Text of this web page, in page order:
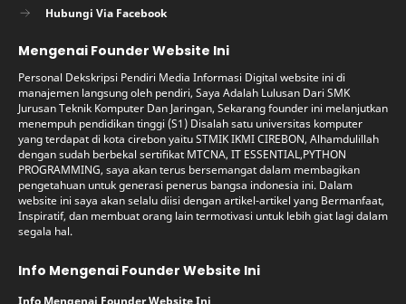
Hubungi Via Facebook
Mengenai Founder Website Ini
Personal Dekskripsi Pendiri Media Informasi Digital website ini di
manajemen langsung oleh pendiri, Saya Adalah Lulusan Dari SMK
Jurusan Teknik Komputer Dan Jaringan, Sekarang founder ini melanjutkan
menempuh pendidikan tinggi (S1) Disalah satu universitas komputer
yang terdapat di kota cirebon yaitu STMIK IKMI CIREBON, Alhamdulillah
dengan sudah berbekal sertifikat MTCNA, IT ESSENTIAL,PYTHON
PROGRAMMING, saya akan terus bersemangat dalam membagikan
pengetahuan untuk generasi penerus bangsa indonesia ini. Dalam
website ini saya akan selalu diisi dengan artikel-artikel yang Bermanfaat,
Inspiratif, dan membuat orang lain termotivasi untuk lebih giat lagi dalam
segala hal.
Info Mengenai Founder Website Ini
Info Mengenai Founder Website Ini